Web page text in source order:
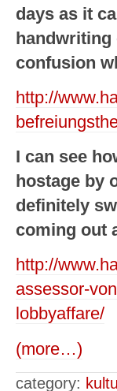
days as it
confusion
http://
I can see
hostage by
definitely
coming out
http://
assessor-
lobbyaffare/
(more…)
category: